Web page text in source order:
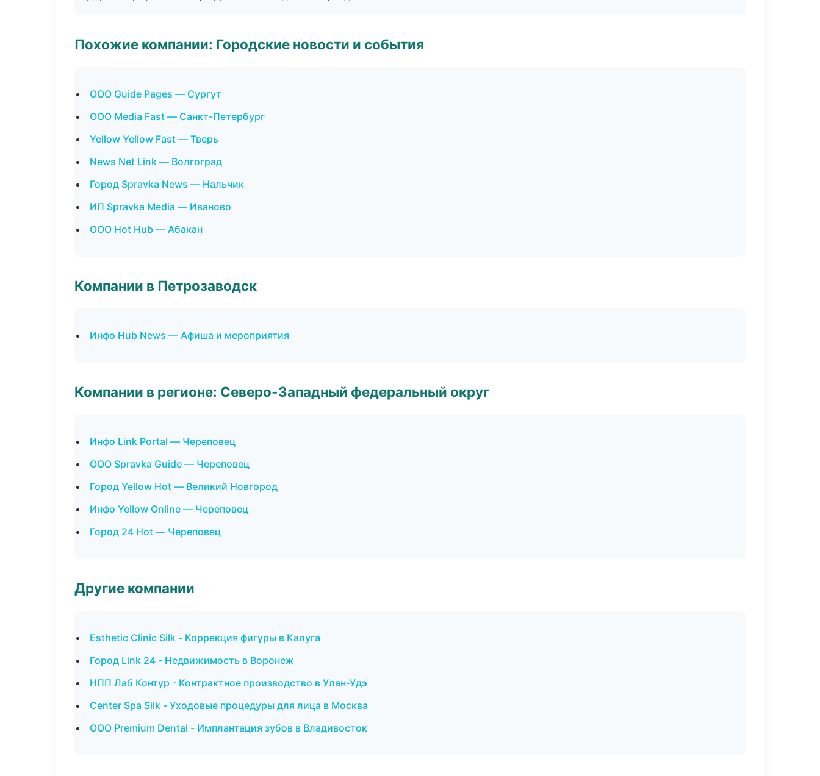
Похожие компании: Городские новости и события
ООО Guide Pages — Сургут
ООО Media Fast — Санкт-Петербург
Yellow Yellow Fast — Тверь
News Net Link — Волгоград
Город Spravka News — Нальчик
ИП Spravka Media — Иваново
ООО Hot Hub — Абакан
Компании в Петрозаводск
Инфо Hub News — Афиша и мероприятия
Компании в регионе: Северо-Западный федеральный округ
Инфо Link Portal — Череповец
ООО Spravka Guide — Череповец
Город Yellow Hot — Великий Новгород
Инфо Yellow Online — Череповец
Город 24 Hot — Череповец
Другие компании
Esthetic Clinic Silk - Коррекция фигуры в Калуга
Город Link 24 - Недвижимость в Воронеж
НПП Лаб Контур - Контрактное производство в Улан-Удэ
Center Spa Silk - Уходовые процедуры для лица в Москва
ООО Premium Dental - Имплантация зубов в Владивосток